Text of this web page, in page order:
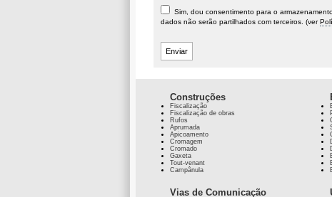
Sim, dou consentimento para o
dados não serão partilhados com terceiros. (ver
Construções
Fiscalização
Fiscalização de obras
Rufos
Aprumada
Apicoamento
Cromagem
Cromado
Gaxeta
Tout-venant
Campânula
Vias de Comunicação